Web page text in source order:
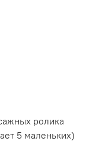
ролика
5 маленьких)